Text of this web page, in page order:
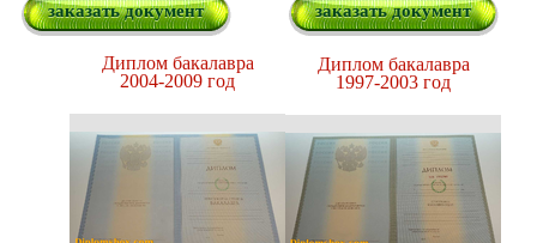
заказать документ заказать документ
Диплом бакалавра
2004-2009 год
Диплом бакалавра
1997-2003 год